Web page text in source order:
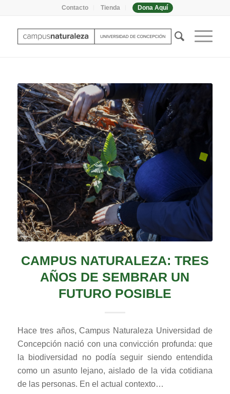
Contacto Tienda Dona Aquí
CAMPUS NATURALEZA: TRES
AÑOS DE SEMBRAR UN
FUTURO POSIBLE
Hace tres años, Campus Naturaleza Universidad de
Concepción nació con una convicción profunda: que
la biodiversidad no podía seguir siendo entendida
como un asunto lejano, aislado de la vida cotidiana
de las personas. En el actual contexto…